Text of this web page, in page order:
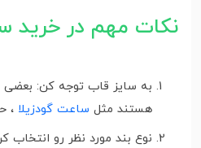
نکات مهم در
به سایز قاب توجه کن: بعضی
هستند مثل ساعت گودزیلا ،
نوع بند مورد نظر رو انتخاب